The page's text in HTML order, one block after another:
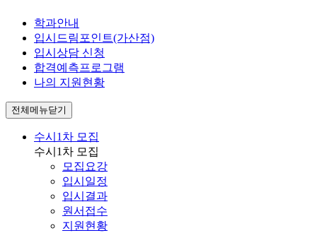
학과안내
입시드림포인트(가산점)
입시상담 신청
합격예측프로그램
나의 지원현황
전체메뉴닫기
수시1차 모집
수시1차 모집
모집요강
입시일정
입시결과
원서접수
지원현황